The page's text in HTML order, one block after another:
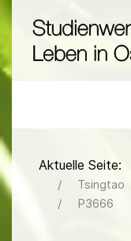
Aktuelle Seite:
Tsingtao
P3666